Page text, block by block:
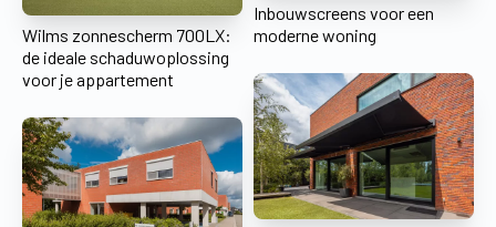
Wilms zonnescherm 700LX:
de ideale schaduwoplossing
voor je appartement
Inbouwscreens voor een
moderne woning